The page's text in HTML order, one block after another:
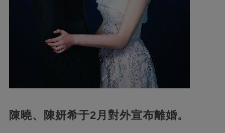
陳曉、陳妍希于2月對外宣布離婚。